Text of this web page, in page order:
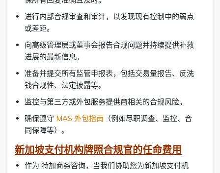
进行内部合规审查和审计，以发现现有控制中的弱点
或差距。
向高级管理层或董事会报告合规问题并持续提供补救
进展的最新信息。
准备并提交所有监管申报表，包括交易量报告、反洗
钱合规性、法定披露等。
监控与第三方或外包服务提供商相关的合规风险。
确保遵守 MAS 外包指南 （例如尽职调查、监控、合
同保障等）。
新加坡支付机构牌照合规官的任命费用
作为 特加商务咨询，当我们协助您为新加坡支付机